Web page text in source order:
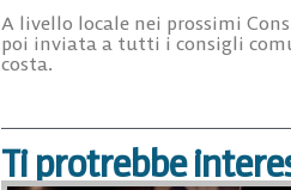
A livello locale nei prossimi
poi inviata a tutti i consigli
costa.
Ti protrebbe